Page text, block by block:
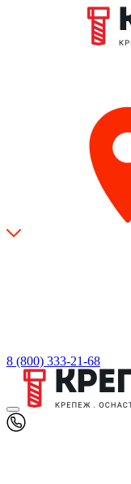
8 (800) 333-21-68